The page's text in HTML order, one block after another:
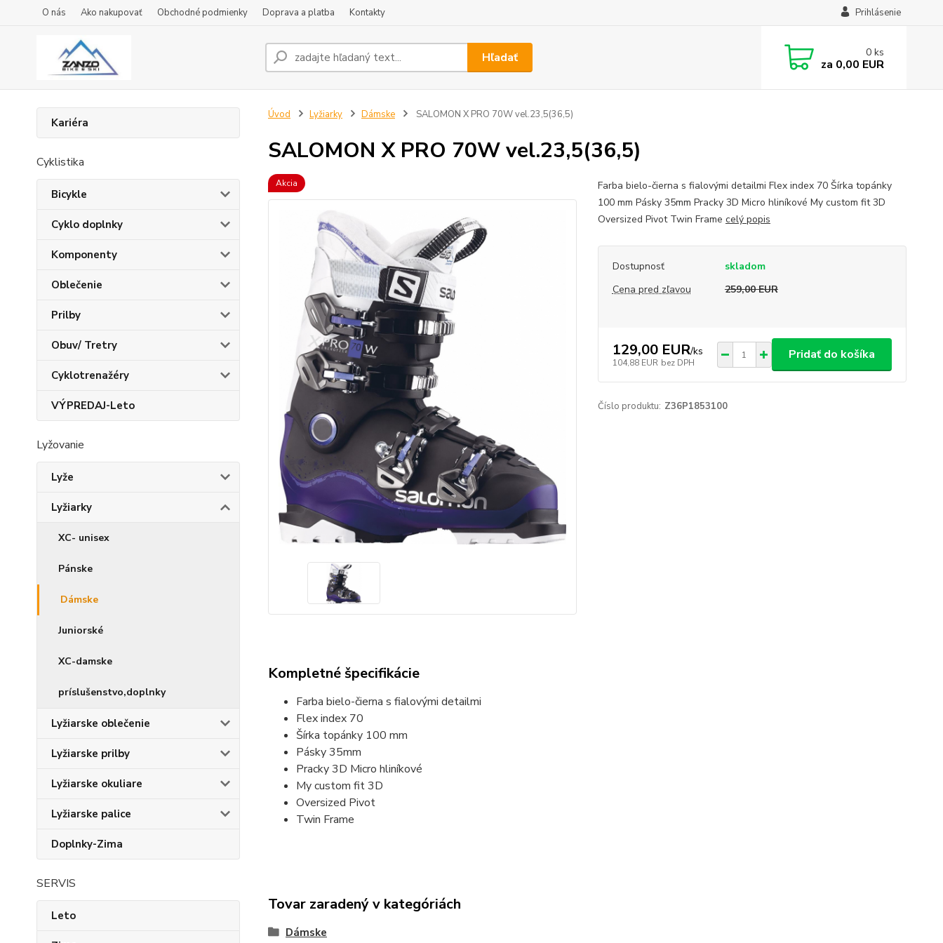
O nás Ako nakupovať Obchodné podmienky Doprava a platba Kontakty Prihlásenie
Hľadať 0 ks
za 0,00 EUR
Kariéra
Cyklistika
Bicykle
Cyklo doplnky
Komponenty
Oblečenie
Prilby
Obuv/ Tretry
Cyklotrenažéry
VÝPREDAJ-Leto
Lyžovanie
Lyže
Lyžiarky
XC- unisex
Pánske
Dámske
Juniorské
XC-damske
príslušenstvo,doplnky
Lyžiarske oblečenie
Lyžiarske prilby
Lyžiarske okuliare
Lyžiarske palice
Doplnky-Zima
SERVIS
Leto
Úvod Lyžiarky Dámske SALOMON X PRO 70W vel.23,5(36,5)
SALOMON X PRO 70W vel.23,5(36,5)
Akcia
Farba bielo-čierna s fialovými detailmi Flex index 70 Šírka topánky
100 mm Pásky 35mm Pracky 3D Micro hliníkové My custom fit 3D
Oversized Pivot Twin Frame celý popis
Dostupnosť
skladom
Cena pred zľavou
259,00 EUR
129,00 EUR/ks
104,88 EUR bez DPH
Pridať do košíka
Číslo produktu: Z36P1853100
Kompletné špecifikácie
Farba bielo-čierna s fialovými detailmi
Flex index 70
Šírka topánky 100 mm
Pásky 35mm
Pracky 3D Micro hliníkové
My custom fit 3D
Oversized Pivot
Twin Frame
Tovar zaradený v kategóriách
Dámske